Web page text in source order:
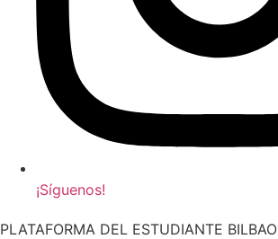
¡Síguenos!
PLATAFORMA DEL ESTUDIANTE BILBAO